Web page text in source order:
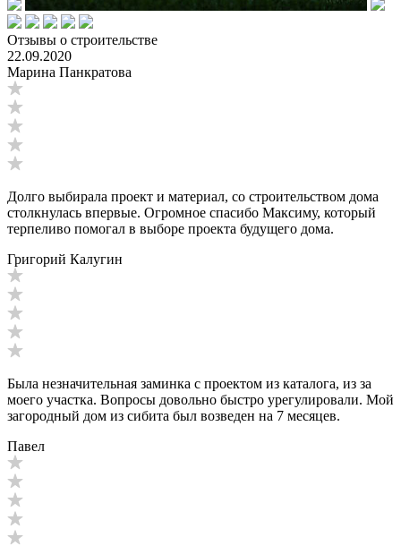
Отзывы о строительстве
22.09.2020
Марина Панкратова
Долго выбирала проект и материал, со строительством дома
столкнулась впервые. Огромное спасибо Максиму, который
терпеливо помогал в выборе проекта будущего дома.
Григорий Калугин
Была незначительная заминка с проектом из каталога, из за
моего участка. Вопросы довольно быстро урегулировали. Мой
загородный дом из сибита был возведен на 7 месяцев.
Павел